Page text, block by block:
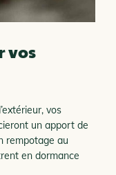
vos
vos
un apport de
rempotage au
en dormance